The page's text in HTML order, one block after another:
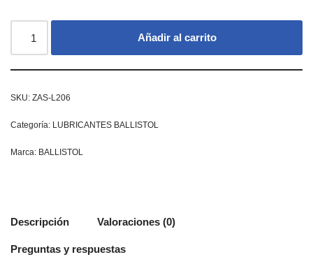
Añadir al carrito
SKU: ZAS-L206
Categoría: LUBRICANTES BALLISTOL
Marca: BALLISTOL
Descripción Valoraciones (0)
Preguntas y respuestas